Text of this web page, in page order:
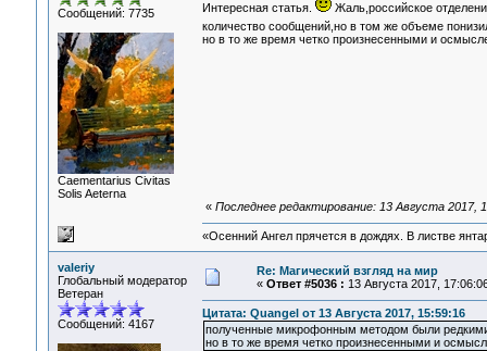
Сообщений: 7735
Сaementarius Civitas
Solis Aeterna
Интересная статья.
Жаль,российское
количество сообщений,но в том же объеме
но в то же время четко произнесенными и
« Последнее редактирование: 13 Августа 2017,
«Осенний Ангел прячется в дождях. В листве
valeriy
Глобальный модератор
Ветеран
Сообщений: 4167
Re: Магический взгляд на мир
« Ответ #5036 : 13 Августа 2017,
Цитата: Quangel от 13 Августа 2017, 15:59:16
полученные микрофонным методом были
но в то же время четко произнесенными и